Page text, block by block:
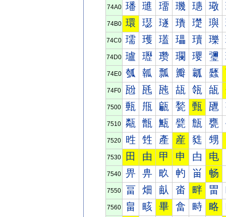
74A0 璠 璡 璢 璣 璤 璥
74B0 環 璱 璲 璳 璴 璵
74C0 瓀 瓁 瓂 瓃 瓄 瓅
74D0 瓐 瓑 瓒 瓓 瓔 瓕
74E0 瓠 瓡 瓢 瓣 瓤 瓥
74F0 瓰 瓱 瓲 瓳 瓴 瓵
7500 甀 甁 甂 甃 甄 甅
7510 甐 甑 甒 甓 甔 甕
7520 甠 甡 產 産 甤 甥
7530 田 由 甲 申 甴 电
7540 畀 畁 畂 畃 畄 畅
7550 畐 畑 畒 畓 畔 畕
7560 畠 畡 畢 畣 畤 略